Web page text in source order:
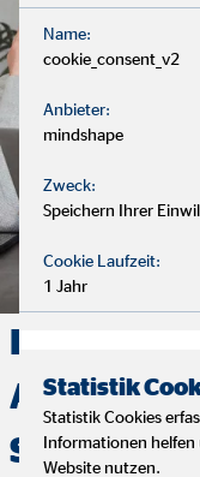
Deine
Analyse,
Service
Name:
cookie_consent_v2
Anbieter:
mindshape
Zweck:
Speichern Ihrer
Cookie Laufzeit:
1 Jahr
Statistik
Statistik Cookies
Informationen helfen
Website nutzen.